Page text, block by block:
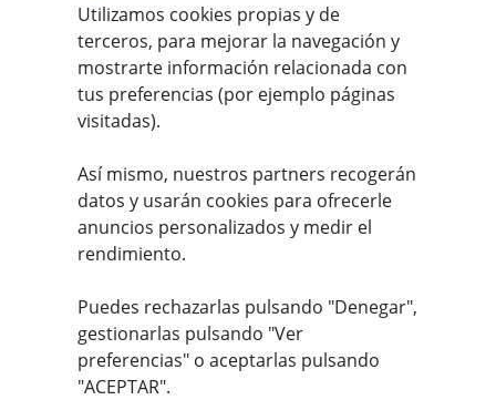
Utilizamos cookies propias y de
terceros, para mejorar la navegación y
mostrarte información relacionada con
tus preferencias (por ejemplo páginas
visitadas).
Así mismo, nuestros partners recogerán
datos y usarán cookies para ofrecerle
anuncios personalizados y medir el
rendimiento.
Puedes rechazarlas pulsando "Denegar",
gestionarlas pulsando "Ver
preferencias" o aceptarlas pulsando
"ACEPTAR".
Zorza
Valorado con
5.00de 5